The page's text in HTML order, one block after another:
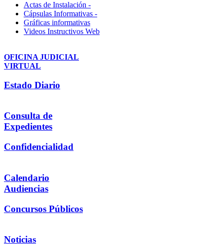
Actas de Instalación -
Cápsulas Informativas -
Gráficas informativas
Videos Instructivos Web
OFICINA JUDICIAL
VIRTUAL
Estado Diario
Consulta de
Expedientes
Confidencialidad
Calendario
Audiencias
Concursos Públicos
Noticias